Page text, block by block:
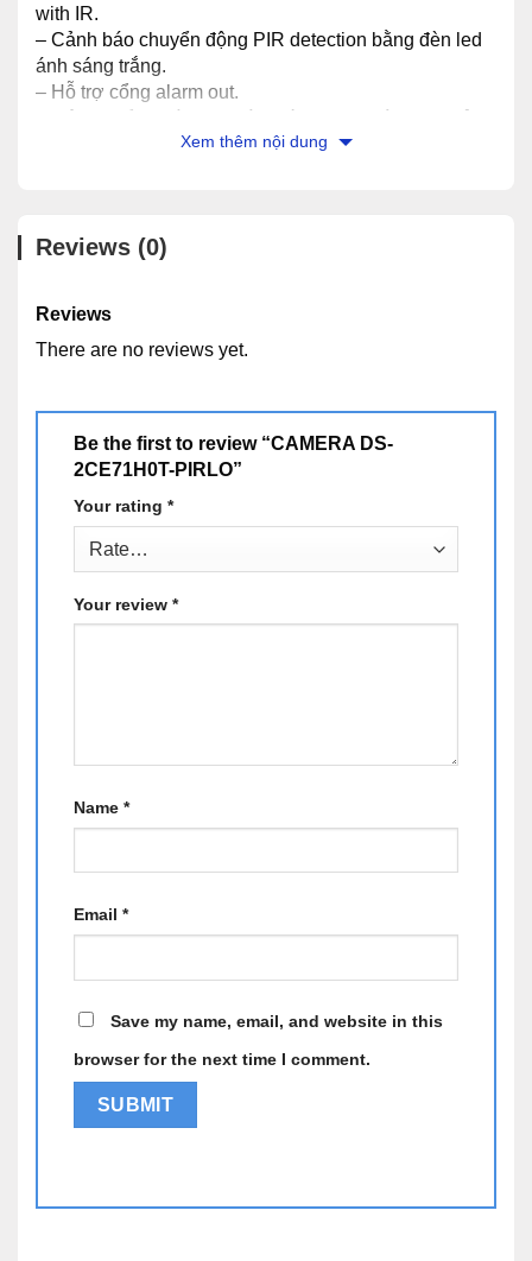
with IR.
– Cảnh báo chuyển động PIR detection bằng đèn led
ánh sáng trắng.
– Hỗ trợ cổng alarm out.
dụng trong nhà và ngoài trời).
Quan sát hồng ngoại ban đêm cực tốt
2.Tính năng:
Camera HDTVI Hikvision DS-2CE71H0T-PIRLO là
dòng sản phẩm mới tích hợp thêm đèn hồng ngoại
chống trộm giá rẻ, có độ phân giải 5.0 megapixel, quan
sát xa 20m, thiết kế thân trụ lắp đặt ngoài trời cùng các
tính năng thông minh khác.
Xem thêm nội dung
Reviews (0)
Reviews
There are no reviews yet.
Be the first to review “CAMERA DS-
2CE71H0T-PIRLO”
Your rating *
Your review *
Name *
Email *
Save my name, email, and website in this
browser for the next time I comment.